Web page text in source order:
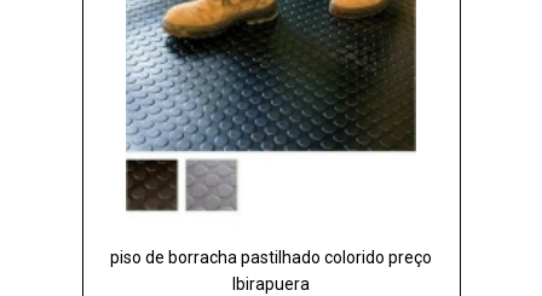
piso de borracha pastilhado colorido preço
Ibirapuera